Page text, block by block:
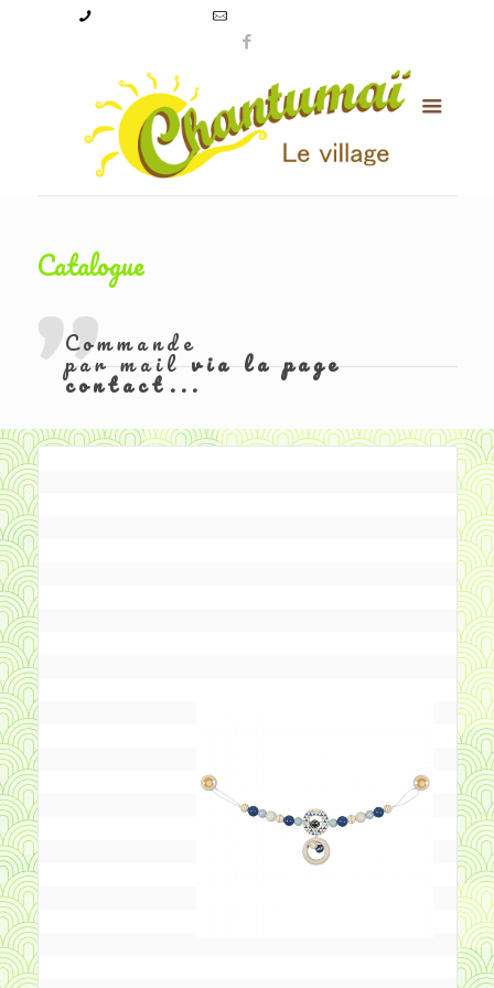
Catalogue
Commande
par mailvia la page
contact...